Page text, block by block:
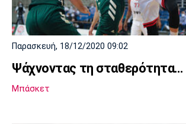
Παρασκευή, 18/12/2020 09:02
Ψάχνοντας τη σταθερότητα…
Μπάσκετ